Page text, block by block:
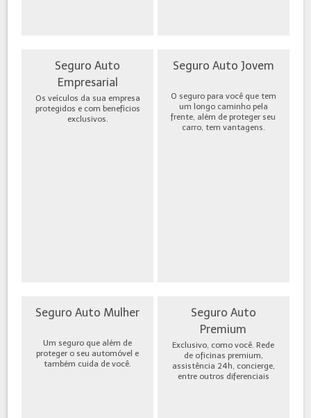
Seguro Auto
Empresarial
Os veículos da sua empresa
protegidos e com benefícios
exclusivos.
Seguro Auto Jovem
O seguro para você que tem
um longo caminho pela
frente, além de proteger seu
carro, tem vantagens.
Seguro Auto Mulher
Um seguro que além de
proteger o seu automóvel e
também cuida de você.
Seguro Auto
Premium
Exclusivo, como você. Rede
de oficinas premium,
assistência 24h, concierge,
entre outros diferenciais